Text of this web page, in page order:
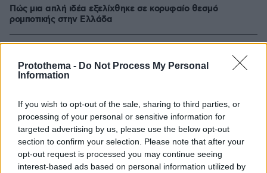
Protothema - Do Not Process My Personal
Information
If you wish to opt-out of the sale, sharing to third parties, or
processing of your personal or sensitive information for
targeted advertising by us, please use the below opt-out
section to confirm your selection. Please note that after your
opt-out request is processed you may continue seeing
interest-based ads based on personal information utilized by
Πώς μια απλή ιδέα εξελίχθηκε σε κορυφαίο θεσμό
ρομποτικής στην Ελλάδα
ΠΡΟΣΘΗΚΗ ΣΧΟΛΙΟΥ
ΠΡΟΣΘΗΚΗ ΣΧΟΛΙΟΥ
ΌΝΟΜΑ *